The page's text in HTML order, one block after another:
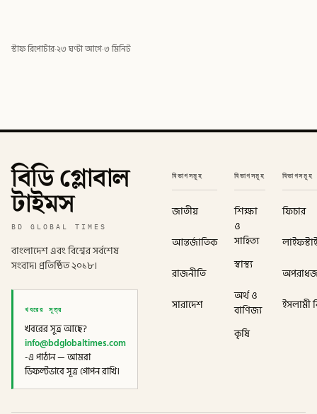
স্টাফ রিপোর্টার·২৩ ঘণ্টা আগে·৩ মিনিট
বিডি গ্লোবাল
টাইমস
BD GLOBAL TIMES
বাংলাদেশ এবং বিশ্বের সর্বশেষ
সংবাদ। প্রতিষ্ঠিত ২০১৮।
খবরের সূত্র
খবরের সূত্র আছে?
info@bdglobaltimes.com
-এ পাঠান — আমরা
ডিফল্টভাবে সূত্র গোপন রাখি।
বিভাগসমূহ
জাতীয়
আন্তর্জাতিক
রাজনীতি
সারাদেশ
বিভাগসমূহ
শিক্ষা
ও
সাহিত্য
স্বাস্থ্য
অর্থ ও
বাণিজ্য
কৃষি
বিভাগসমূহ
ফিচার
ইসলামী